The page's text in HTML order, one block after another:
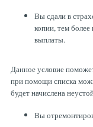
Вы сдали в
копии, тем более
выплаты.
Данное условие
при помощи списка
будет начислена
Вы